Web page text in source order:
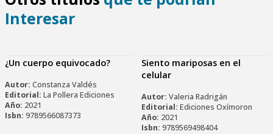
Interesar
¿Un cuerpo equivocado?
Autor: Constanza Valdés
Editorial: La Pollera Ediciones
Año: 2021
Isbn: 9789566087373
Siento mariposas en el
celular
Autor: Valeria Radrigán
Editorial: Ediciones Oxímoron
Año: 2021
Isbn: 9789569498404